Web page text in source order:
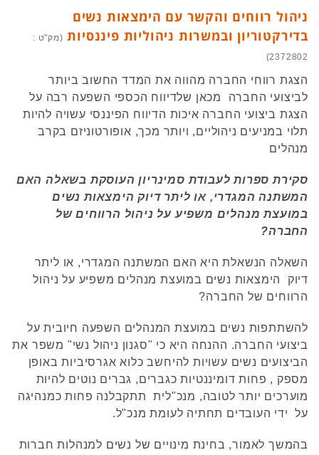
ניהול רווחים והקשר עם הימצאות נשים
בדירקטוריון ובמשרות ניהוליות פיננסיות (מק"ט :
2372802)
הצגת רווחי החברה מהווה את המדד החשוב ביותר
לביצועי החברה מכאן שלדיווח הכספי השפעה רבה על
הצגת ביצועי החברה איכות הדיווח הפיננסי עשויה להיות
תלוי במניעים ניהוליים, ויותר מכך, אופורטוניזם בקרב
מנהלים
סקירת ספרות לעבודת סמינריון העוסקת בשאלה האם
המשתנה המגדרי, או ליתר דיוק הימצאות נשים
במועצת מנהלים משפיע על ניהול הרווחים של
החברה?
השאלה הנשאלת היא האם המשתנה המגדרי, או ליתר
דיוק הימצאות נשים במועצת מנהלים משפיע על ניהול
הרווחים של החברה?
להשתתפות נשים במועצת המנהלים השפעה חיובית על
ביצועי החברה. ההנחה היא כי "סגנון ניהול נשי" משפר את
הביצועים נשים עשויות להיחשב כלוא אגרסיביות באופן
מספק , פחות דומיננטיות כגברים, גברים נוטים להיות
מוערכים יותר לטובה, מנכ"לית תתקבלנה פחות כמנהיגה
על ידי העובדים תחתיה לעומת מנכ"ל.
בהמשך לאמור, בחינת מינויים של נשים למנהלות חברות